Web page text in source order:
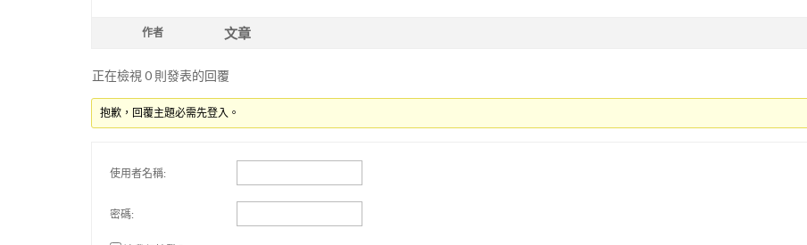
作者 文章
正在檢視 0 則發表的回覆
抱歉，回覆主題必需先登入。
使用者名稱:
密碼: